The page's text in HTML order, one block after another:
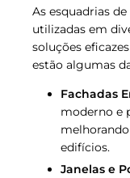
As esquadrias
utilizadas em
soluções
estão algumas
Fachadas
moderno e
edifícios.
Janelas e